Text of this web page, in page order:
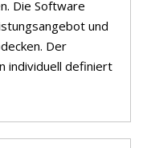
Die Software
und
Der
individuell definiert